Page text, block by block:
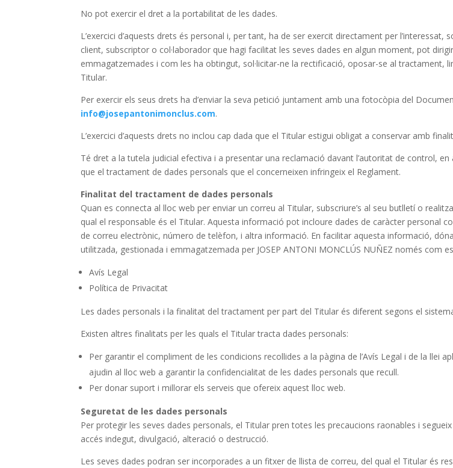
No pot exercir el dret a la portabilitat de les dades.
L’exercici d’aquests drets és personal i, per tant, ha de ser exercit directament per
client, subscriptor o col·laborador que hagi facilitat les seves dades en algun moment, pot
emmagatzemades i com les ha obtingut, sol·licitar-ne la rectificació, oposar-se al tractament,
Titular.
Per exercir els seus drets ha d’enviar la seva petició juntament amb una fotocòpia del
info@josepantonimonclus.com.
L’exercici d’aquests drets no inclou cap dada que el Titular estigui obligat a conservar amb
Té dret a la tutela judicial efectiva i a presentar una reclamació davant l’autoritat de control,
que el tractament de dades personals que el concerneixen infringeix el Reglament.
Finalitat del tractament de dades personals
Quan es connecta al lloc web per enviar un correu al Titular, subscriure’s al seu butlletí o
qual el responsable és el Titular. Aquesta informació pot incloure dades de caràcter personal
de correu electrònic, número de telèfon, i altra informació. En facilitar aquesta informació,
utilitzada, gestionada i emmagatzemada per JOSEP ANTONI MONCLÚS NUÑEZ només com
Avís Legal
Política de Privacitat
Les dades personals i la finalitat del tractament per part del Titular és diferent segons el
Existen altres finalitats per les quals el Titular tracta dades personals:
Per garantir el compliment de les condicions recollides a la pàgina de l’Avís Legal i de la llei
ajudin al lloc web a garantir la confidencialitat de les dades personals que recull.
Per donar suport i millorar els serveis que ofereix aquest lloc web.
Seguretat de les dades personals
Per protegir les seves dades personals, el Titular pren totes les precaucions raonables i
accés indegut, divulgació, alteració o destrucció.
Les seves dades podran ser incorporades a un fitxer de llista de correu, del qual el Titular és